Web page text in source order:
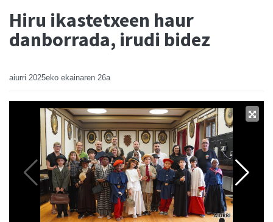
Hiru ikastetxeen haur
danborrada, irudi bidez
aiurri 2025eko ekainaren 26a